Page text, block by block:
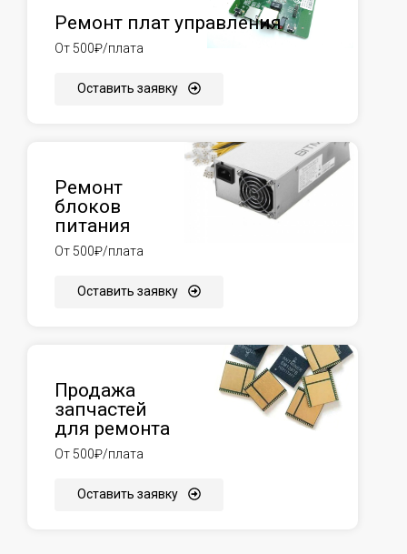
Ремонт плат управления
От 500₽/плата
Оставить заявку
Ремонт
блоков
питания
От 500₽/плата
Оставить заявку
Продажа
запчастей
для ремонта
От 500₽/плата
Оставить заявку